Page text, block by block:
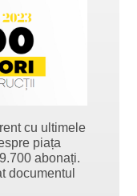
cu ultimele
piața
abonați.
documentul